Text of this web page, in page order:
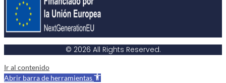
© 2026 All Rights Reserved.
Ir al contenido
Abrir barra de herramientas